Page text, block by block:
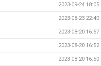
2023-09-24 18:05
2023-08-23 22:40
2023-08-20 16:57
2023-08-20 16:52
2023-08-20 16:50